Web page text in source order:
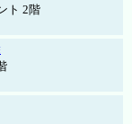
ト 2階